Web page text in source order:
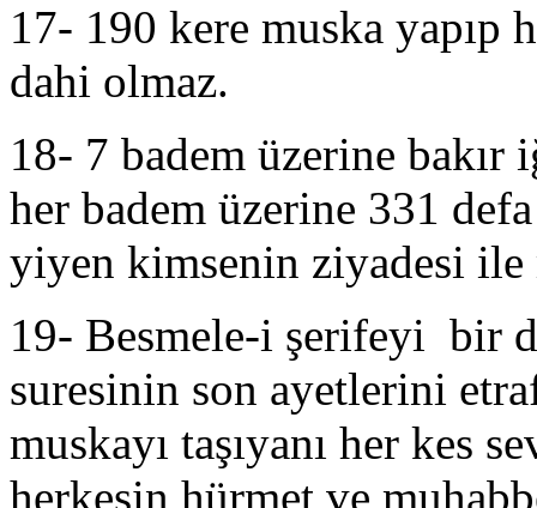
17- 190 kere muska yapıp
dahi olmaz.
18- 7 badem üzerine
her badem üzerine 331
yiyen kimsenin ziyadesi ile
19- Besmele-i şerifeyi bir
suresinin son ayetlerini
muskayı taşıyanı her kes
herkesin hürmet ve